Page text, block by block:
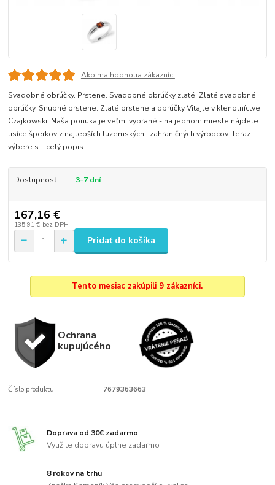
Ako ma hodnotia zákazníci
Svadobné obrúčky. Prstene. Svadobné obrúčky zlaté. Zlaté svadobné
obrúčky. Snubné prstene. Zlaté prstene a obrúčky Vitajte v klenotníctve
Czajkowski. Naša ponuka je veľmi vybrané - na jednom mieste nájdete
tisíce šperkov z najlepších tuzemských i zahraničných výrobcov. Teraz
výbere s... celý popis
Dostupnosť 3-7 dní
167,16 €
135,91 € bez DPH
Pridať do košíka
Tento mesiac zakúpili 9 zákazníci.
Ochrana
kupujúcého
Číslo produktu: 7679363663
Doprava od 30€ zadarmo
Využite dopravu úplne zadarmo
8 rokov na trhu